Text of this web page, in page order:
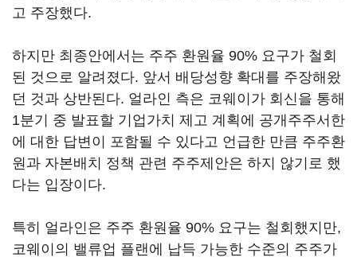
고 주장했다.
하지만 최종안에서는 주주 환원율 90% 요구가 철회
된 것으로 알려졌다. 앞서 배당성향 확대를 주장해왔
던 것과 상반된다. 얼라인 측은 코웨이가 회신을 통해
1분기 중 발표할 기업가치 제고 계획에 공개주주서한
에 대한 답변이 포함될 수 있다고 언급한 만큼 주주환
원과 자본배치 정책 관련 주주제안은 하지 않기로 했
다는 입장이다.
특히 얼라인은 주주 환원율 90% 요구는 철회했지만,
코웨이의 밸류업 플랜에 납득 가능한 수준의 주주가